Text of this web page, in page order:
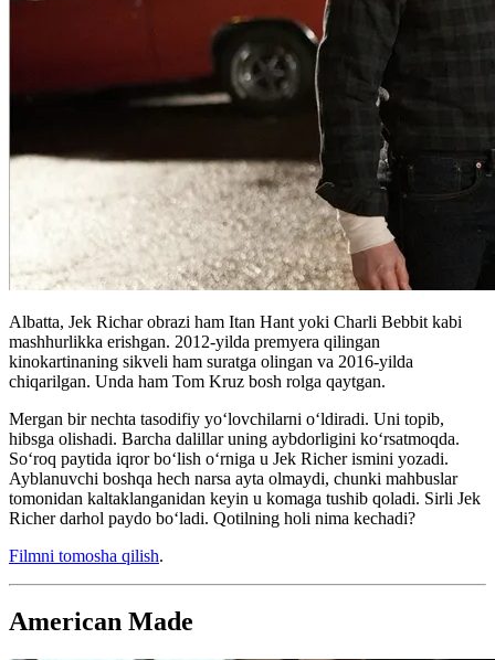
Albatta, Jek Richar obrazi ham Itan Hant yoki Charli Bebbit kabi
mashhurlikka erishgan. 2012-yilda premyera qilingan
kinokartinaning sikveli ham suratga olingan va 2016-yilda
chiqarilgan. Unda ham Tom Kruz bosh rolga qaytgan.
Mergan bir nechta tasodifiy yo‘lovchilarni o‘ldiradi. Uni topib,
hibsga olishadi. Barcha dalillar uning aybdorligini ko‘rsatmoqda.
So‘roq paytida iqror bo‘lish o‘rniga u Jek Richer ismini yozadi.
Ayblanuvchi boshqa hech narsa ayta olmaydi, chunki mahbuslar
tomonidan kaltaklanganidan keyin u komaga tushib qoladi. Sirli Jek
Richer darhol paydo bo‘ladi. Qotilning holi nima kechadi?
Filmni tomosha qilish.
American Made